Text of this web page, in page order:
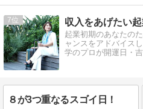
7
起業初期のあなたの
ャンスをアドバイス
学のプロが開運日・
８が3つ重なるスゴイ日！